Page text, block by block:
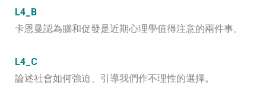
L4_B
卡恩曼認為腦和促發是近期心理學值得注意的兩件事。
L4_C
論述社會如何強迫、引導我們作不理性的選擇。